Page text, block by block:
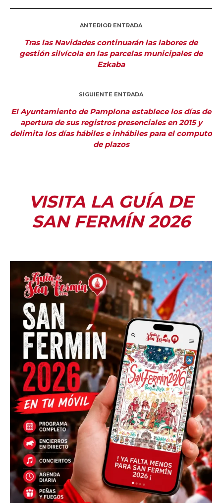
ANTERIOR ENTRADA
Tras las Navidades continuarán las labores de
gestión silvícola en las parcelas municipales de
Ezkaba
SIGUIENTE ENTRADA
El Ayuntamiento de Pamplona establece los días de
apertura de sus registros presenciales en 2015 y
delimita los días hábiles e inhábiles para el computo
de plazos
VISITA LA GUÍA DE
SAN FERMÍN 2026